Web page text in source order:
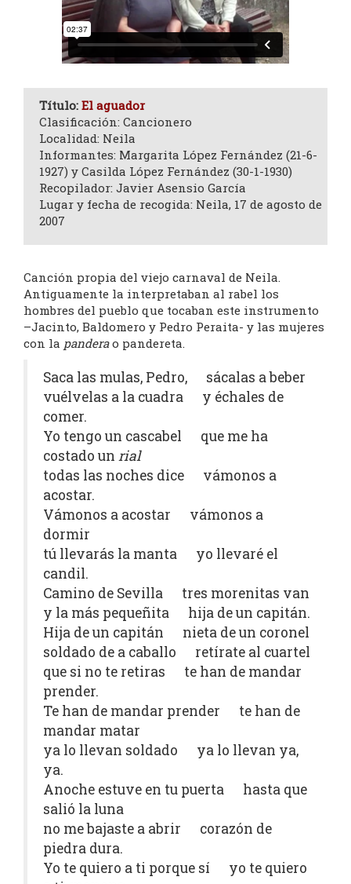
Título: El aguador
Clasificación: Cancionero
Localidad: Neila
Informantes: Margarita López Fernández (21-6-
1927) y Casilda López Fernández (30-1-1930)
Recopilador: Javier Asensio García
Lugar y fecha de recogida: Neila, 17 de agosto de
2007
Canción propia del viejo carnaval de Neila.
Antiguamente la interpretaban al rabel los
hombres del pueblo que tocaban este instrumento
–Jacinto, Baldomero y Pedro Peraita- y las mujeres
con la panderao pandereta.
Saca las mulas, Pedro, sácalas a beber
vuélvelas a la cuadra y échales de
comer.
Yo tengo un cascabel que me ha
costado un rial
todas las noches dice vámonos a
acostar.
Vámonos a acostar vámonos a
dormir
tú llevarás la manta yo llevaré el
candil.
Camino de Sevilla tres morenitas van
y la más pequeñita hija de un capitán.
Hija de un capitán nieta de un coronel
soldado de a caballo retírate al cuartel
que si no te retiras te han de mandar
prender.
Te han de mandar prender te han de
mandar matar
ya lo llevan soldado ya lo llevan ya,
ya.
Anoche estuve en tu puerta hasta que
salió la luna
no me bajaste a abrir corazón de
piedra dura.
Yo te quiero a ti porque sí yo te quiero